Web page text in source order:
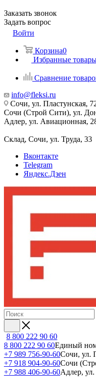
Заказать звонок
Задать вопрос
Войти
Корзина0
Избранные
Сравнение
info@fleksi.ru
Сочи, ул. Пластунская,
Сочи (Строй Сити), ул.
Адлер, ул. Авиационная,
Склад, Сочи, ул. Труда, 33
Вконтакте
Telegram
Яндекс.Дзен
8 800 222 90 60
8 800 222 90 60Единый
+7 989 756-90-60Сочи, ул.
+7 918 904-90-60Сочи
+7 988 406-90-60Адлер,